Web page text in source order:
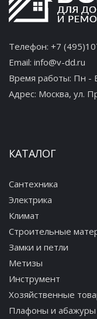
Телефон: +7
Email: info@v-dd.ru
Время работы: Пн -
Адрес: Москва, ул.
КАТАЛОГ
Сантехника
Электрика
Климат
Строительные
Замки и петли
Метизы
Инструмент
Хозяйственные
Плафоны и абажуры